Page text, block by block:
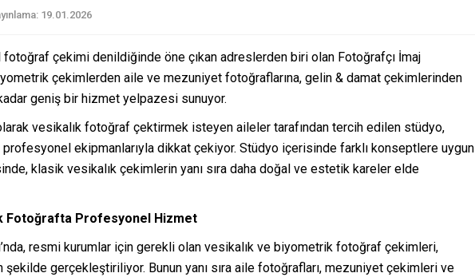
19.01.2026
çekimi denildiğinde öne çıkan adreslerden biri olan Fotoğrafçı İmaj
çekimlerden aile ve mezuniyet fotoğraflarına, gelin & damat çekimlerinden
geniş bir hizmet yelpazesi sunuyor.
vesikalık fotoğraf çektirmek isteyen aileler tarafından tercih edilen stüdyo,
profesyonel ekipmanlarıyla dikkat çekiyor. Stüdyo içerisinde farklı konseptlere uygun
klasik vesikalık çekimlerin yanı sıra daha doğal ve estetik kareler elde
Fotoğrafta Profesyonel Hizmet
resmi kurumlar için gerekli olan vesikalık ve biyometrik fotoğraf çekimleri,
şekilde gerçekleştiriliyor. Bunun yanı sıra aile fotoğrafları, mezuniyet çekimleri ve